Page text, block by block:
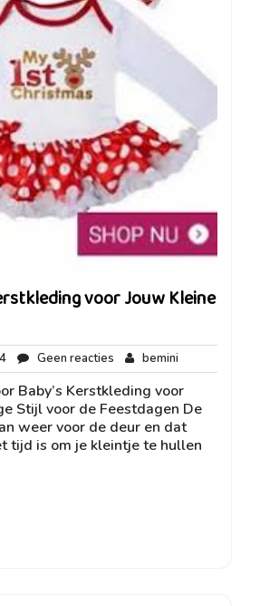
voor Jouw Kleine
30
oktober
2024
Geen reacties Geen
reacties
bemini
Baby’s Kerstkleding voor
Stijl voor de Feestdagen De
weer voor de deur en dat
tijd is om je kleintje te hullen